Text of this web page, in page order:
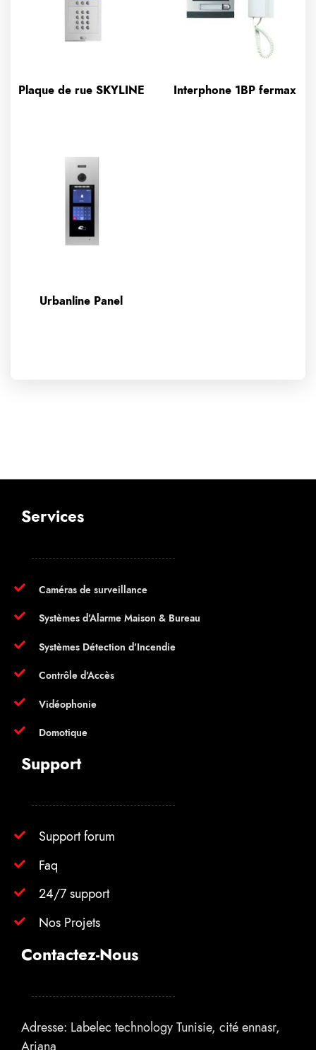
Plaque de rue SKYLINE Interphone 1BP fermax
Urbanline Panel
Services
Caméras de surveillance
Systèmes d’Alarme Maison & Bureau
Systèmes Détection d’Incendie
Contrôle d’Accès
Vidéophonie
Domotique
Support
Support forum
Faq
24/7 support
Nos Projets
Contactez-Nous
Adresse: Labelec technology Tunisie, cité ennasr,
Ariana